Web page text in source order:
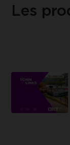
Les
for